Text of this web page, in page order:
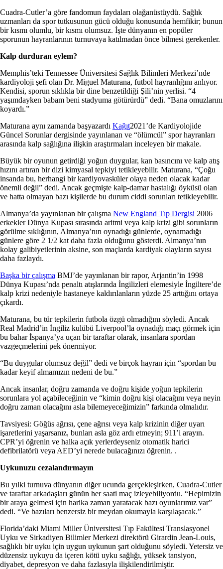
Cuadra-Cutler’a göre fandomun faydaları olağanüstüydü. Sağlık
uzmanları da spor tutkusunun gücü olduğu konusunda hemfikir; bunun
bir kısmı olumlu, bir kısmı olumsuz. İşte dünyanın en popüler
sporunun hayranlarının turnuvaya katılmadan önce bilmesi gerekenler.
Kalp durduran eylem?
Memphis’teki Tennessee Üniversitesi Sağlık Bilimleri Merkezi’nde
kardiyoloji şefi olan Dr. Miguel Maturana, futbol hayranlığını anlıyor.
Kendisi, sporun sıklıkla bir dine benzetildiği Şili’nin yerlisi. “4
yaşımdayken babam beni stadyuma götürürdü” dedi. “Bana omuzlarını
koyardı.”
Maturana aynı zamanda başyazardı Kağıt2021’de Kardiyolojide
Güncel Sorunlar dergisinde yayınlanan ve “ölümcül” spor hayranları
arasında kalp sağlığına ilişkin araştırmaları inceleyen bir makale.
Büyük bir oyunun getirdiği yoğun duygular, kan basıncını ve kalp atış
hızını artıran bir dizi kimyasal tepkiyi tetikleyebilir. Maturana, “Çoğu
insanda bu, herhangi bir kardiyovasküler olaya neden olacak kadar
önemli değil” dedi. Ancak geçmişte kalp-damar hastalığı öyküsü olan
ve hatta olmayan bazı kişilerde bu durum ciddi sorunları tetikleyebilir.
Almanya’da yayınlanan bir çalışma New England Tıp Dergisi 2006
erkekler Dünya Kupası sırasında aritmi veya kalp krizi gibi sorunların
görülme sıklığının, Almanya’nın oynadığı günlerde, oynamadığı
günlere göre 2 1/2 kat daha fazla olduğunu gösterdi. Almanya’nın
kolay galibiyetlerinin aksine, son maçlarda kardiyak olayların sayısı
daha fazlaydı.
Başka bir çalışma BMJ’de yayınlanan bir rapor, Arjantin’in 1998
Dünya Kupası’nda penaltı atışlarında İngilizleri elemesiyle İngiltere’de
kalp krizi nedeniyle hastaneye kaldırılanların yüzde 25 arttığını ortaya
çıkardı.
Maturana, bu tür tepkilerin futbola özgü olmadığını söyledi. Ancak
Real Madrid’in İngiliz kulübü Liverpool’la oynadığı maçı görmek için
bu bahar İspanya’ya uçan bir taraftar olarak, insanlara spordan
vazgeçmelerini pek önermiyor.
“Bu duygular olumsuz değil” dedi ve birçok hayran için “spordan bu
kadar keyif almamızın nedeni de bu.”
Ancak insanlar, doğru zamanda ve doğru kişide yoğun tepkilerin
sorunlara yol açabileceğinin ve “kimin doğru kişi olacağını veya neyin
doğru zaman olacağını asla bilemeyeceğimizin” farkında olmalıdır.
Tavsiyesi: Göğüs ağrısı, çene ağrısı veya kalp krizinin diğer uyarı
işaretlerini yaşarsanız, bunları asla göz ardı etmeyin; 911’i arayın.
CPR’yi öğrenin ve halka açık yerlerdeyseniz otomatik harici
defibrilatörü veya AED’yi nerede bulacağınızı öğrenin. .
Uykunuzu cezalandırmayın
Bu yılki turnuva dünyanın diğer ucunda gerçekleşirken, Cuadra-Cutler
ve taraftar arkadaşları günün her saati maç izleyebiliyordu. “Hepimizin
bir araya gelmesi için harika zaman yaratacak bazı oyunlarımız var”
dedi. “Ve bazıları benzersiz bir meydan okumayla karşılaşacak.”
Florida’daki Miami Miller Üniversitesi Tıp Fakültesi Translasyonel
Uyku ve Sirkadiyen Bilimler Merkezi direktörü Girardin Jean-Louis,
sağlıklı bir uyku için uygun uykunun şart olduğunu söyledi. Yetersiz ve
düzensiz uykuyu da içeren kötü uyku sağlığı, yüksek tansiyon,
diyabet, depresyon ve daha fazlasıyla ilişkilendirilmiştir.